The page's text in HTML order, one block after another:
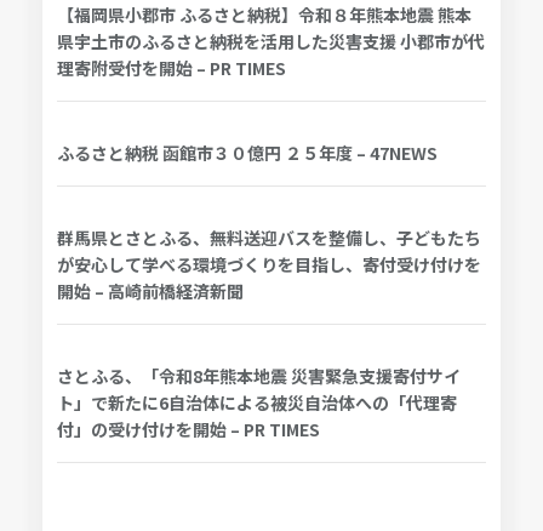
【福岡県小郡市 ふるさと納税】令和８年熊本地震 熊本
県宇土市のふるさと納税を活用した災害支援 小郡市が代
理寄附受付を開始 – PR TIMES
ふるさと納税 函館市３０億円 ２５年度 – 47NEWS
群馬県とさとふる、無料送迎バスを整備し、子どもたち
が安心して学べる環境づくりを目指し、寄付受け付けを
開始 – 高崎前橋経済新聞
さとふる、「令和8年熊本地震 災害緊急支援寄付サイ
ト」で新たに6自治体による被災自治体への「代理寄
付」の受け付けを開始 – PR TIMES